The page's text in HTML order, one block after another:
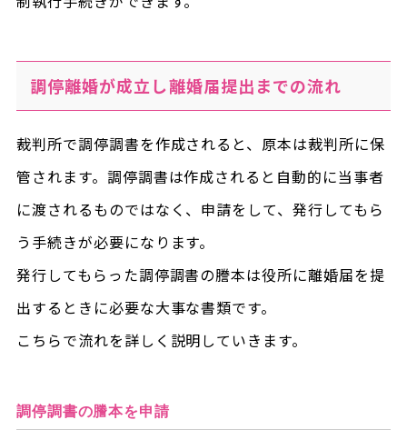
調停離婚が成立し離婚届提出までの流れ
裁判所で調停調書を作成されると、原本は裁判所に保
管されます。調停調書は作成されると自動的に当事者
に渡されるものではなく、申請をして、発行してもら
う手続きが必要になります。
発行してもらった調停調書の謄本は役所に離婚届を提
出するときに必要な大事な書類です。
こちらで流れを詳しく説明していきます。
調停調書の謄本を申請